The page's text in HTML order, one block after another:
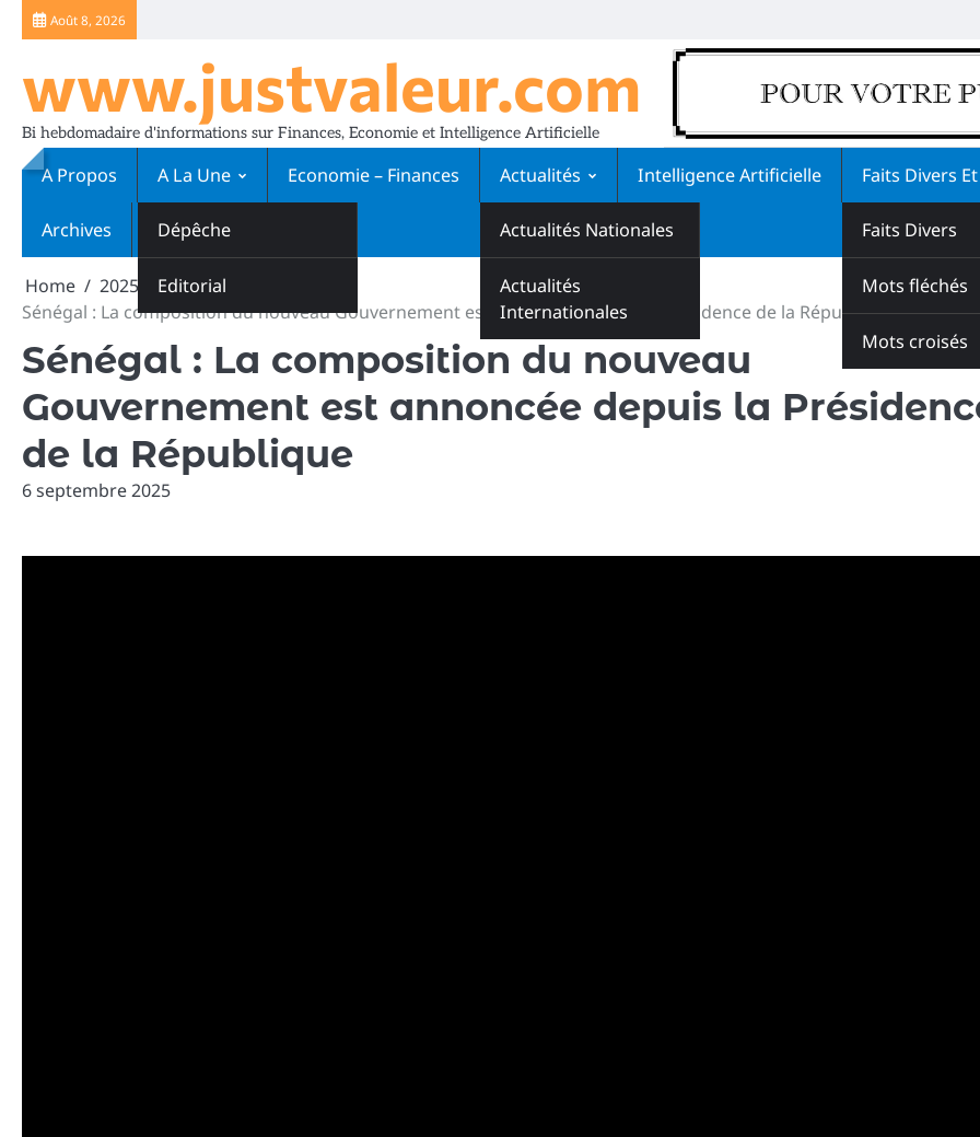
Skip
Août 8, 2026
www.justvaleur.com
Bi hebdomadaire d'informations sur Finances, Economie et Intelligence Artificielle
A Propos A La Une
Dépêche
Editorial
Economie – Finances Actualités
Actualités Nationales
Actualités
Internationales
Intelligence Artificielle Faits Divers
Faits Divers
Jeux
Mots fléchés
Mots croisés
Archives Abonnements
Home 2025 septembre
Sénégal : La composition du nouveau Gouvernement est annoncée depuis la Présidence de la République
Sénégal : La composition du nouveau
Gouvernement est annoncée depuis la
de la République
6 septembre 2025